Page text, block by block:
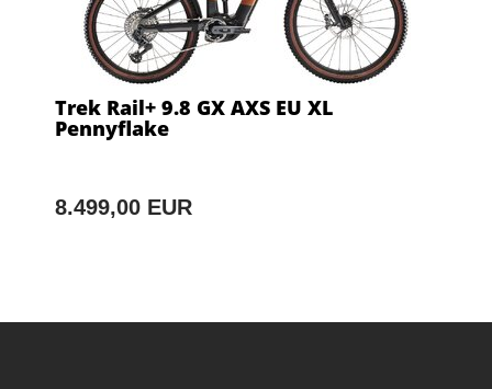
Trek Rail+ 9.8 GX AXS EU XL
Pennyflake
8.499,00 EUR